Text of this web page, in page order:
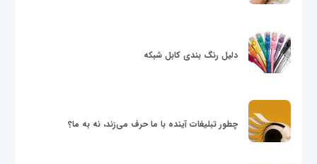
دلیل رنگ بندی کابل شبکه
چطور تبلیغات آینده با ما حرف می‌زند، نه به ما؟